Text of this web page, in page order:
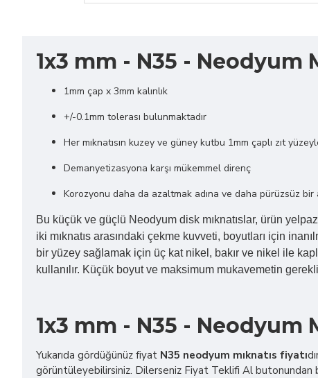
1x3 mm - N35 - Neodyum
1mm çap x 3mm kalınlık
+/-0.1mm tolerası bulunmaktadır
Her mıknatısın kuzey ve güney kutbu 1mm çaplı zıt
Demanyetizasyona karşı mükemmel direnç
Korozyonu daha da azaltmak adına ve daha pürüzsüz
Bu küçük ve güçlü Neodyum disk mıknatıslar, ürün
iki mıknatıs arasındaki çekme kuvveti, boyutları için
bir yüzey sağlamak için üç kat nikel, bakır ve nikel ile
kullanılır. Küçük boyut ve maksimum mukavemetin
1x3 mm - N35 - Neodyum
Yukarıda gördüğünüz fiyat N35 neodyum mıknatıs fiyatı
görüntüleyebilirsiniz. Dilerseniz Fiyat Teklifi Al butonundan